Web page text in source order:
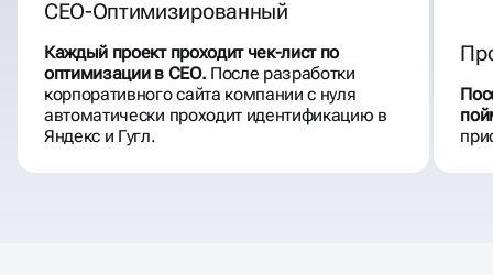
СЕО-Оптимизированный
Каждый проект проходит чек-лист по
оптимизации в СЕО. После разработки
корпоративного сайта компании с нуля
автоматически проходит идентификацию в
Яндекс и Гугл.